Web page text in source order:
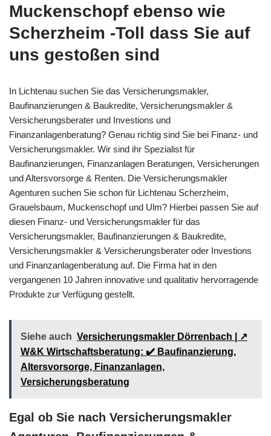
Muckenschopf ebenso wie
Scherzheim -Toll dass Sie auf
uns gestoßen sind
In Lichtenau suchen Sie das Versicherungsmakler,
Baufinanzierungen & Baukredite, Versicherungsmakler &
Versicherungsberater und Investions und
Finanzanlagenberatung? Genau richtig sind Sie bei Finanz- und
Versicherungsmakler. Wir sind ihr Spezialist für
Baufinanzierungen, Finanzanlagen Beratungen, Versicherungen
und Altersvorsorge & Renten. Die Versicherungsmakler
Agenturen suchen Sie schon für Lichtenau Scherzheim,
Grauelsbaum, Muckenschopf und Ulm? Hierbei passen Sie auf
diesen Finanz- und Versicherungsmakler für das
Versicherungsmakler, Baufinanzierungen & Baukredite,
Versicherungsmakler & Versicherungsberater oder Investions
und Finanzanlagenberatung auf. Die Firma hat in den
vergangenen 10 Jahren innovative und qualitativ hervorragende
Produkte zur Verfügung gestellt.
Siehe auch Versicherungsmakler Dörrenbach | ↗️
W&K Wirtschaftsberatung: ✔️ Baufinanzierung,
Altersvorsorge, Finanzanlagen,
Versicherungsberatung
Egal ob Sie nach Versicherungsmakler